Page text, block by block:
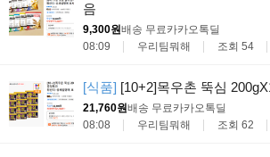
음
9,300원배송 무료카카오톡딜
08:09
우리팀뭐해 조회 54
[식품] [10+2]목우촌 뚝심
21,760원배송 무료카카오톡딜
08:08
우리팀뭐해 조회 62